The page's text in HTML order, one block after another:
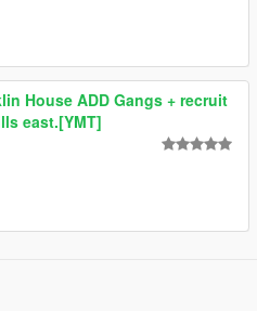
House ADD Gangs + recruit
east.[YMT]